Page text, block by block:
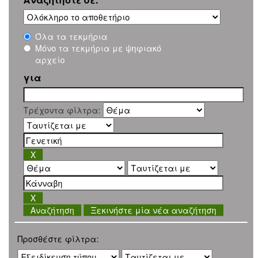
Όλα τα τεκμήρια
Μόνο τα τεκμήρια με ψηφιακό
αρχείο
για
Τρέχοντα φίλτρα:
Ξεκινήστε μία νέα αναζήτηση
Προσθέστε φίλτρα: